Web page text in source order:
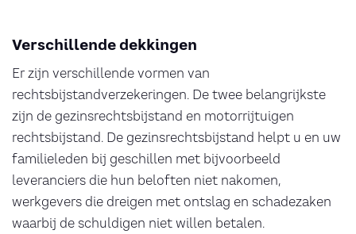
Verschillende dekkingen
Er zijn verschillende vormen van
rechtsbijstandverzekeringen. De twee belangrijkste
zijn de gezinsrechtsbijstand en motorrijtuigen
rechtsbijstand. De gezinsrechtsbijstand helpt u en uw
familieleden bij geschillen met bijvoorbeeld
leveranciers die hun beloften niet nakomen,
werkgevers die dreigen met ontslag en schadezaken
waarbij de schuldigen niet willen betalen.